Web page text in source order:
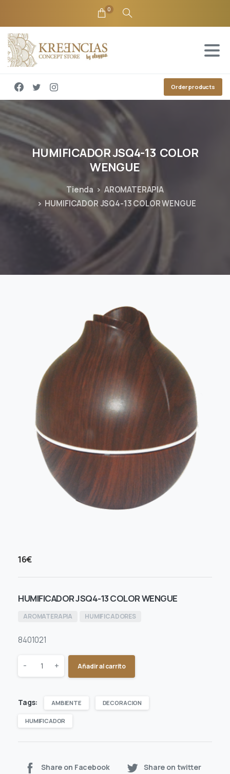
0
Order products
HUMIFICADORJSQ4-13 COLOR
WENGUE
Tienda
AROMATERAPIA
HUMIFICADOR JSQ4-13 COLOR WENGUE
16€
HUMIFICADOR JSQ4-13 COLOR WENGUE
AROMATERAPIA HUMIFICADORES
8401021
Quantity
- + Añadir al carrito
Tags: AMBIENTE DECORACION
HUMIFICADOR
Share on Facebook Share on twitter